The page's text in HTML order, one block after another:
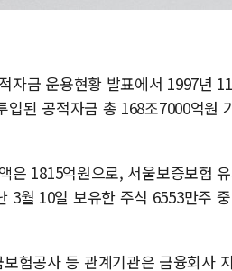
자금 운용현황 발표에서 1997년
입된 공적자금 총 168조7000억원
은 1815억원으로, 서울보증보험
3월 10일 보유한 주식 6553만주
험공사 등 관계기관은 금융회사